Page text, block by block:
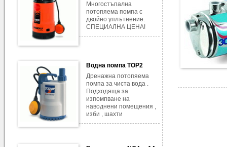
Многостъпална
потопяема помпа с
двойно уплътнение.
СПЕЦИАЛНА ЦЕНА!
Водна помпа TOP2
Дренажна потопяема
помпа за чиста вода .
Подходяща за
изпомпване на
наводнени помещения ,
изби , шахти